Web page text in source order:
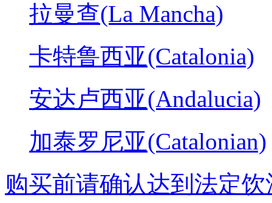
拉曼查(La Mancha)
卡特鲁西亚(Catalonia)
安达卢西亚(Andalucia)
加泰罗尼亚(Catalonian)
购买前请确认达到法定